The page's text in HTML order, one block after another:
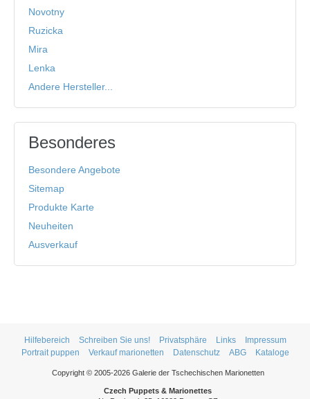
Novotny
Ruzicka
Mira
Lenka
Andere Hersteller...
Besonderes
Besondere Angebote
Sitemap
Produkte Karte
Neuheiten
Ausverkauf
Hilfebereich Schreiben Sie uns! Privatsphäre Links
Impressum
Portrait puppen
Verkauf marionetten Datenschutz ABG Kataloge
Copyright © 2005-2026 Galerie der Tschechischen Marionetten
Czech Puppets & Marionettes